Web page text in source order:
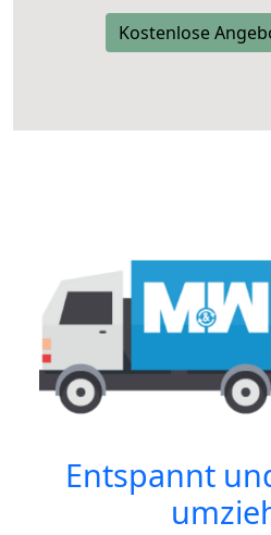
Kostenlose
Entspannt